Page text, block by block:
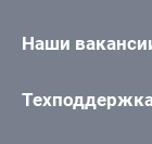
Наши